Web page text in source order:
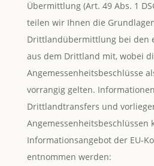
Übermittlung (Art. 49 Abs. 1
teilen wir Ihnen die
Drittlandübermittlung bei den
aus dem Drittland mit, wobei
Angemessenheitsbeschlüsse
vorrangig gelten.
Drittlandtransfers und
Angemessenheitsbeschlüssen
Informationsangebot der EU-
entnommen werden: